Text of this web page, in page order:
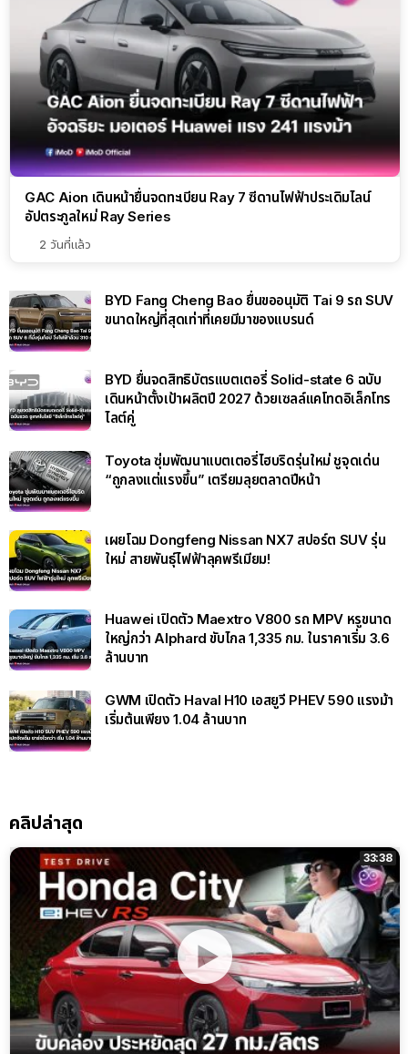
GAC Aion เดินหน้ายื่นจดทะเบียน Ray 7 ซีดานไฟฟ้าประเดิมไลน์
อัปตระกูลใหม่ Ray Series
2 วันที่แล้ว
BYD Fang Cheng Bao ยื่นขออนุมัติ Tai 9 รถ SUV
ขนาดใหญ่ที่สุดเท่าที่เคยมีมาของแบรนด์
BYD ยื่นจดสิทธิบัตรแบตเตอรี่ Solid-state 6 ฉบับ
เดินหน้าตั้งเป้าผลิตปี 2027 ด้วยเซลล์แคโทดอิเล็กโทร
ไลต์คู่
Toyota ซุ่มพัฒนาแบตเตอรี่ไฮบริดรุ่นใหม่ ชูจุดเด่น
“ถูกลงแต่แรงขึ้น” เตรียมลุยตลาดปีหน้า
เผยโฉม Dongfeng Nissan NX7 สปอร์ต SUV รุ่น
ใหม่ สายพันธุ์ไฟฟ้าลุคพรีเมียม!
Huawei เปิดตัว Maextro V800 รถ MPV หรูขนาด
ใหญ่กว่า Alphard ขับไกล 1,335 กม. ในราคาเริ่ม 3.6
ล้านบาท
GWM เปิดตัว Haval H10 เอสยูวี PHEV 590 แรงม้า
เริ่มต้นเพียง 1.04 ล้านบาท
คลิปล่าสุด
33:38